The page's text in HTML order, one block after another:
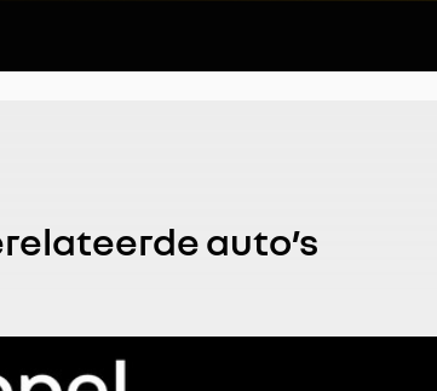
auto’s